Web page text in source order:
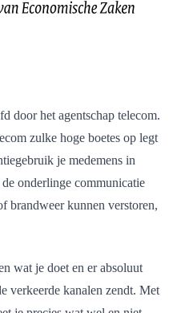
door het agentschap telecom.
zulke hoge boetes op legt
je medemens in
onderlinge communicatie
brandweer kunnen verstoren,
wat je doet en er absoluut
verkeerde kanalen zendt. Met